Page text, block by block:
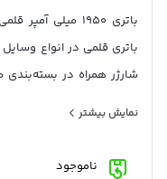
باتری 1950 میلی
باتری قلمی در انواع
نمایش بیشتر
ناموجود